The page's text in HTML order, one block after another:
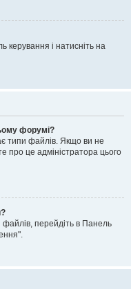
керування і натисніть на
форумі?
типи файлів. Якщо ви не
про це адміністратора цього
перейдіть в Панель